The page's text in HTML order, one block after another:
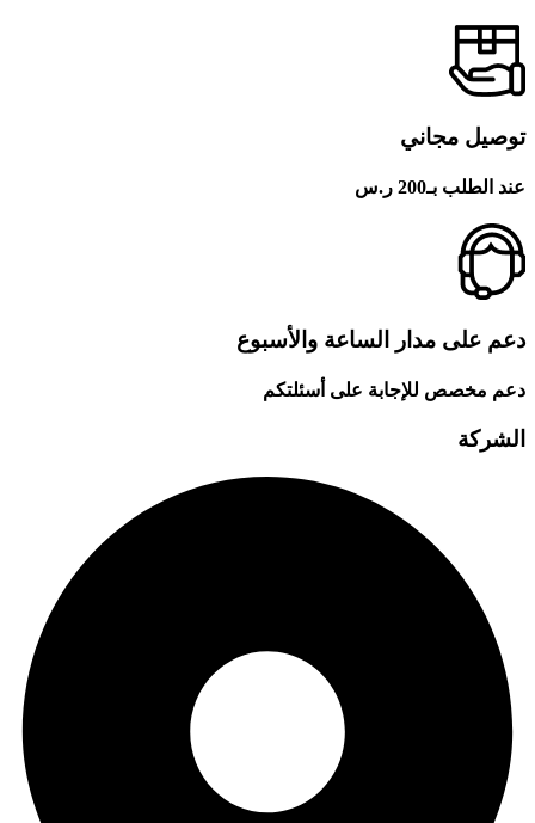
توصيل مجاني
عند الطلب بـ200 ر.س
دعم على مدار الساعة والأسبوع
دعم مخصص للإجابة على أسئلتكم
الشركة